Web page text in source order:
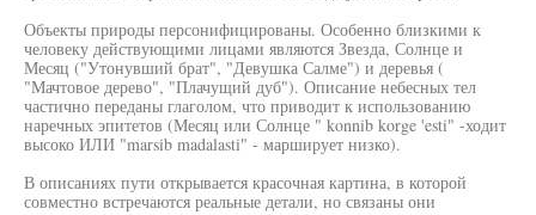
Объекты природы персонифицированы. Особенно близкими к
человеку действующими лицами являются Звезда, Солнце и
Месяц ("Утонувший брат", "Девушка Салме") и деревья (
"Мачтовое дерево", "Плачущий дуб"). Описание небесных тел
частично переданы глаголом, что приводит к использованию
наречных эпитетов (Месяц или Солнце " konnib korge 'esti" -ходит
высоко ИЛИ "marsib madalasti" - марширует низко).
В описаниях пути открывается красочная картина, в которой
совместно встречаются реальные детали, но связаны они